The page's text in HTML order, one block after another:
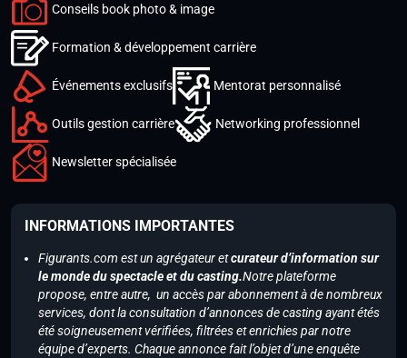
Conseils book photo & image
Formation & développement carrière
Événements exclusifs Mentorat personnalisé
Outils gestion carrière Networking professionnel
Newsletter spécialisée
INFORMATIONS IMPORTANTES
Figurants.com est un agrégateur etcurateur d’information sur
le monde du spectacle et du casting.Notre plateforme
propose, entre autre, un accès par abonnement à de nombreux
services, dont la consultation d’annonces de casting ayant étés
été soigneusement vérifiées, filtrées et enrichies par notre
équipe d’experts. Chaque annonce fait l’objet d’une enquête